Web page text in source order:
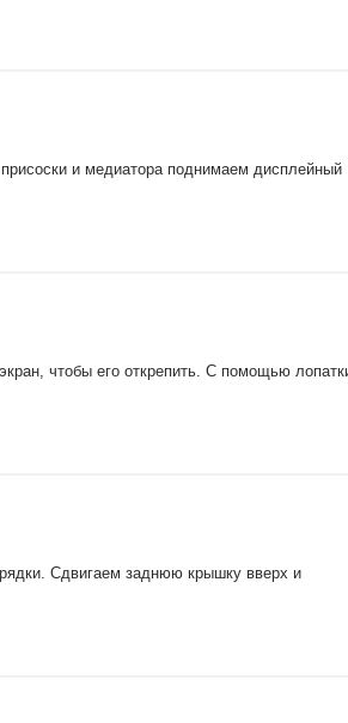
и медиатора поднимаем дисплейный
чтобы его открепить. С помощью
Сдвигаем заднюю крышку вверх и